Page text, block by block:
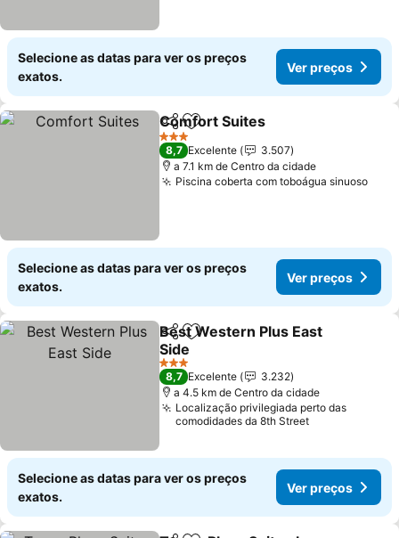
Selecione as datas para ver os preços
exatos.
Ver preços
PartilharAdicionar aos favoritos
Comfort Suites
3 Estrelas
8,7 Excelente
3.507
a 7.1 km de Centro da cidade
Piscina coberta com toboágua sinuosoVer
Selecione as datas para ver os preços
exatos.
Ver preços
PartilharAdicionar aos favoritos
Best Western Plus East
Side
Ver preços
3 Estrelas
8,7 Excelente
3.232
a 4.5 km de Centro da cidade
Localização privilegiada perto das
comodidades da 8th Street
Selecione as datas para ver os preços
exatos.
Ver preços